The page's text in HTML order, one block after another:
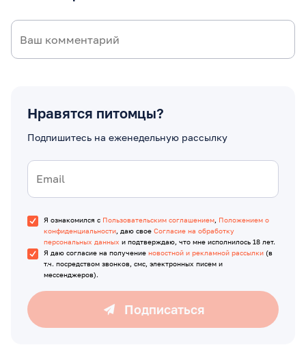
Нравятся питомцы?
Подпишитесь на еженедельную рассылку
Я ознакомился с Пользовательским соглашением, Положением о
конфиденциальности, даю свое Согласие на обработку
персональных данных и подтверждаю, что мне исполнилось 18 лет.
Я даю согласие на получение новостной и рекламной рассылки (в
т.ч. посредством звонков, смс, электронных писем и
мессенджеров).
Подписаться